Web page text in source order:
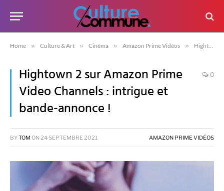
Home » Culture & Art » Cinéma » Amazon Prime Vidéos » Hightown 2 sur Amazon Prime Video Channels : intrigue et bande-annonce !
Hightown 2 sur Amazon Prime
Video Channels : intrigue et
bande-annonce !
0
BYTOM ON 24 SEPTEMBRE 2021 AMAZON PRIME VIDÉOS